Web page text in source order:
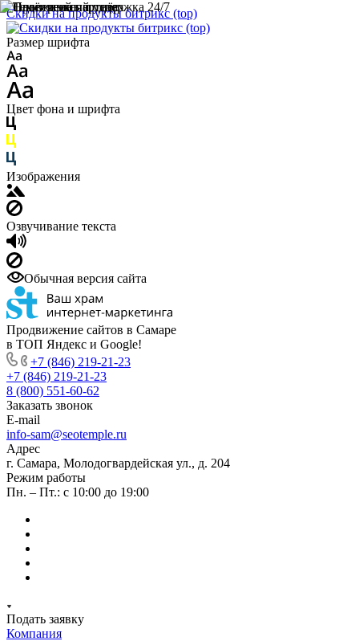
Скидки на продукты битрикс (top)
Размер шрифта
Цвет фона и шрифта
Изображения
Озвучивание текста
Обычная версия сайта
Продвижение сайтов в Самаре
в ТОП Яндекс и Google!
+7 (846) 219-21-23
+7 (846) 219-21-23
8 (800) 551-60-62
Заказать звонок
E-mail
info-sam@seotemple.ru
Адрес
г. Самара, Молодогвардейская ул., д. 204
Режим работы
Пн. – Пт.: с 10:00 до 19:00
Подать заявку
Компания